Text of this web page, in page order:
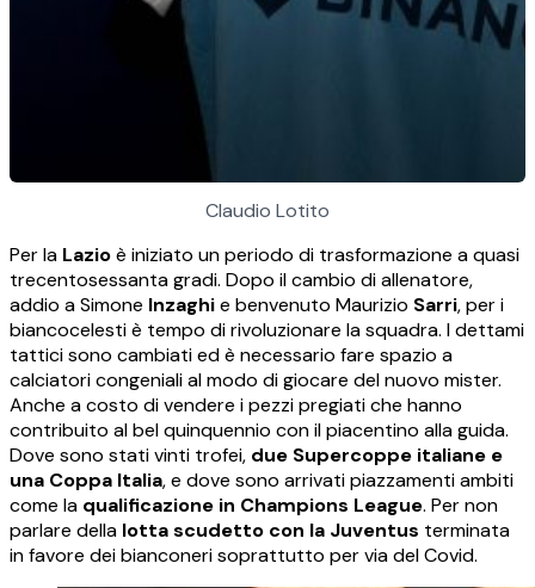
Claudio Lotito
Per la Lazioè iniziato un periodo di trasformazione a quasi
trecentosessanta gradi. Dopo il cambio di allenatore,
addio a Simone Inzaghie benvenuto Maurizio Sarri, per i
biancocelesti è tempo di rivoluzionare la squadra. I dettami
tattici sono cambiati ed è necessario fare spazio a
calciatori congeniali al modo di giocare del nuovo mister.
Anche a costo di vendere i pezzi pregiati che hanno
contribuito al bel quinquennio con il piacentino alla guida.
Dove sono stati vinti trofei, due Supercoppe italiane e
una Coppa Italia, e dove sono arrivati piazzamenti ambiti
come la qualificazione in Champions League. Per non
parlare della lotta scudetto con la Juventus terminata
in favore dei bianconeri soprattutto per via del Covid.